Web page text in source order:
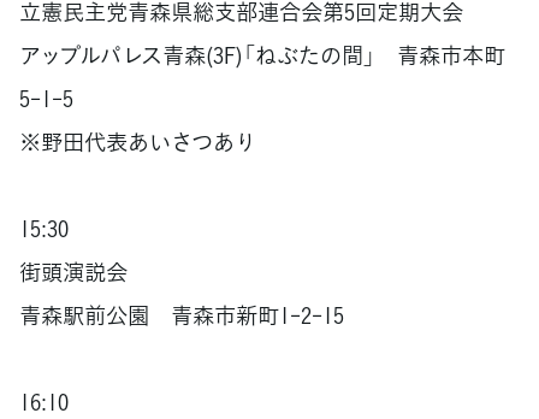
立憲民主党青森県総支部連合会第5回定期大会
アップルパレス青森(3F)「ねぶたの間」 青森市本町
5-1-5
※野田代表あいさつあり
15:30
街頭演説会
青森駅前公園 青森市新町1-2-15
16:10